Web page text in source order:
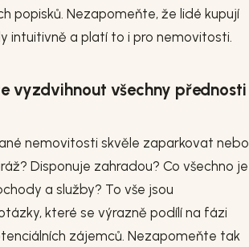
popisků. Nezapomeňte, že lidé kupují
intuitivně a platí to i pro nemovitosti.
vyzdvihnout všechny přednosti
nemovitosti skvěle zaparkovat nebo
Disponuje zahradou? Co všechno je
a služby? To vše jsou
které se výrazně podílí na fázi
zájemců. Nezapomeňte tak